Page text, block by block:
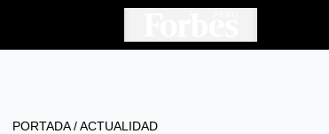
PORTADA/ACTUALIDAD